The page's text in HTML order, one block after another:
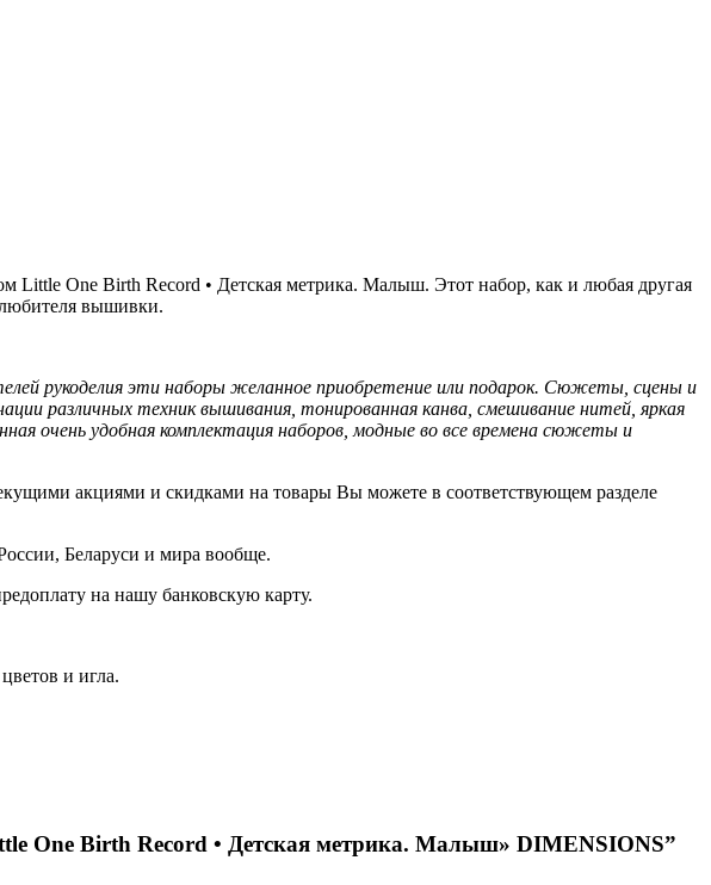
One Birth Record • Детская метрика. Малыш. Этот набор, как и любая другая
любителя вышивки.
рукоделия эти наборы желанное приобретение или подарок. Сюжеты, сцены и
различных техник вышивания, тонированная канва, смешивание нитей, яркая
очень удобная комплектация наборов, модные во все времена сюжеты и
акциями и скидками на товары Вы можете в соответствующем разделе
Беларуси и мира вообще.
на нашу банковскую карту.
и игла.
One Birth Record • Детская метрика. Малыш» DIMENSIONS”